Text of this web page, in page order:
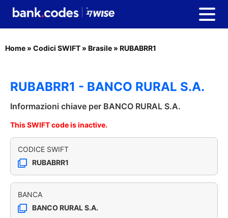
Home » Codici SWIFT » Brasile » RUBABRR1
RUBABRR1 - BANCO RURAL S.A.
Informazioni chiave per BANCO RURAL S.A.
This SWIFT code is inactive.
CODICE SWIFT
RUBABRR1
BANCA
BANCO RURAL S.A.